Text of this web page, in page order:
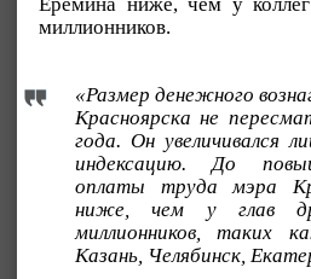
миллионников.
«Размер денежного
Красноярска не
года. Он увеличивался
индексацию. До
оплаты труда мэра
ниже, чем у глав
миллионников, таких
Казань, Челябинск,